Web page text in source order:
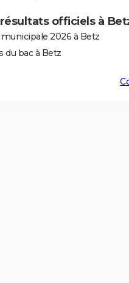
officiels à
2026 à Betz
du bac à Betz